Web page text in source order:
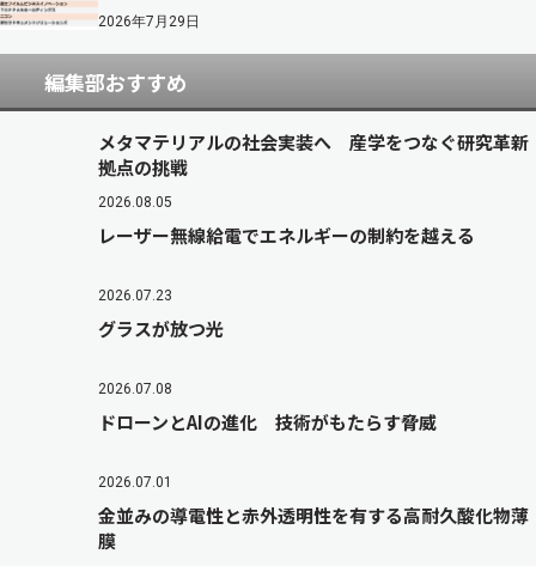
2026年7月29日
編集部おすすめ
メタマテリアルの社会実装へ 産学をつなぐ研究革新
拠点の挑戦
2026.08.05
レーザー無線給電でエネルギーの制約を越える
2026.07.23
グラスが放つ光
2026.07.08
ドローンとAIの進化 技術がもたらす脅威
2026.07.01
金並みの導電性と赤外透明性を有する高耐久酸化物薄
膜